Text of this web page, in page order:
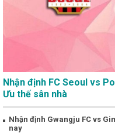
Nhận định FC Seoul vs
Ưu thế sân nhà
Nhận định Gwangju FC vs
nay